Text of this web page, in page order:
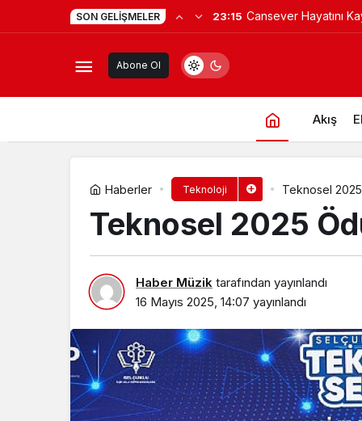
SON GELIŞMELER 17:05 Hacamat herkese
Abone Ol
Akış
Haberler Teknoloji Teknosel
Teknosel 2025
Haber Müzik tarafından yayınlandı
16 Mayıs 2025, 14:07 yayınlandı
Depark Firması Mage Games’ten